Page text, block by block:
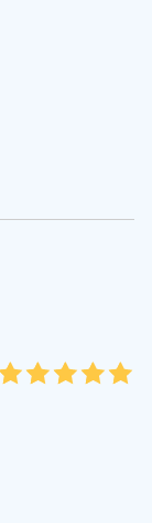
45
4
35
3
25
2
15
1
05